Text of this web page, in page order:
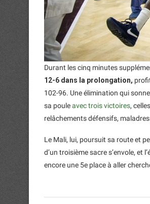
Durant les cinq minutes
12-6 dans la prolongation,
102-96. Une élimination qui
sa pouleavec trois victoires,
relâchements défensifs,
Le Mali, lui, poursuit sa route et
d’un troisième sacre s’envole, et
encore une 5e place à aller